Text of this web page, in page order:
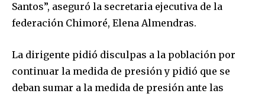
Santos”, aseguró la secretaria ejecutiva de la
federación Chimoré, Elena Almendras.
La dirigente pidió disculpas a la población por
continuar la medida de presión y pidió que se
deban sumar a la medida de presión ante las